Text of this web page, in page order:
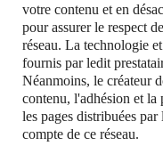
votre contenu et en
pour assurer le respect
réseau. La technologie
fournis par ledit
Néanmoins, le créateur
contenu, l'adhésion et la
les pages distribuées
compte de ce réseau.